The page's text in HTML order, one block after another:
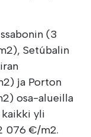
(3
Setúbalin
ja Porton
osa-alueilla
yli
076 €/m2.